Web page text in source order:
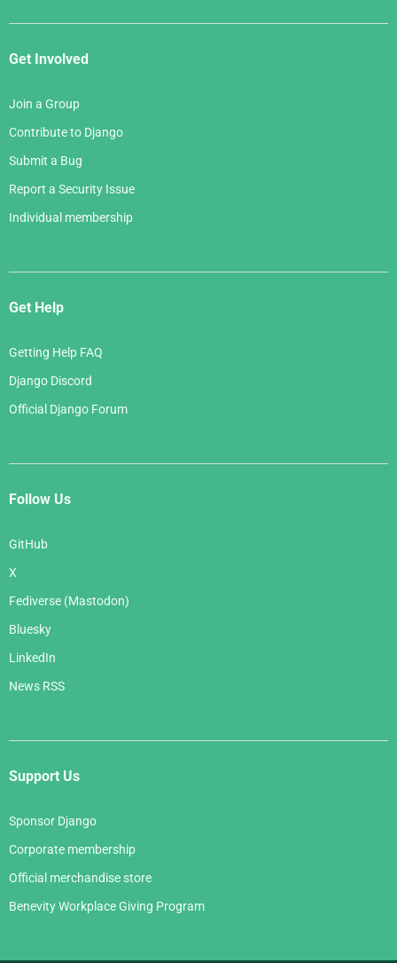
Get Involved
Join a Group
Contribute to Django
Submit a Bug
Report a Security Issue
Individual membership
Get Help
Getting Help FAQ
Django Discord
Official Django Forum
Follow Us
GitHub
X
Fediverse (Mastodon)
Bluesky
LinkedIn
News RSS
Support Us
Sponsor Django
Corporate membership
Official merchandise store
Benevity Workplace Giving Program